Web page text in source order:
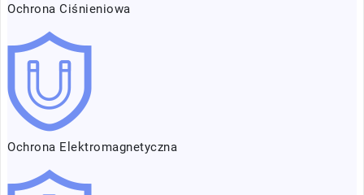
Ochrona Ciśnieniowa
Ochrona Elektromagnetyczna